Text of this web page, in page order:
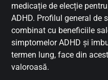
medicație de elecție
ADHD. Profilul general de
combinat cu beneficiile
simptomelor ADHD și
termen lung, face din
valoroasă.